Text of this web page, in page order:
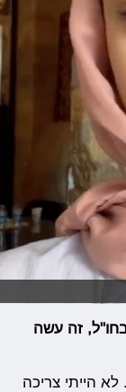
זה עשה
הייתי צריכה